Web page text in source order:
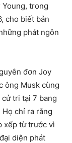
Young, trong
cho biết bản
phát ngôn
đơn Joy
ông Musk cùng
tri tại 7 bang
chỉ ra rằng
xếp từ trước vì
diện phát